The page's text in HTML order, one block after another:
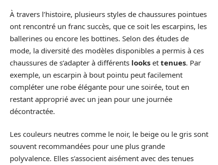
À travers l’histoire, plusieurs styles de chaussures pointues
ont rencontré un franc succès, que ce soit les escarpins, les
ballerines ou encore les bottines. Selon des études de
mode, la diversité des modèles disponibles a permis à ces
chaussures de s’adapter à différents looks et tenues. Par
exemple, un escarpin à bout pointu peut facilement
compléter une robe élégante pour une soirée, tout en
restant approprié avec un jean pour une journée
décontractée.
Les couleurs neutres comme le noir, le beige ou le gris sont
souvent recommandées pour une plus grande
polyvalence. Elles s’associent aisément avec des tenues